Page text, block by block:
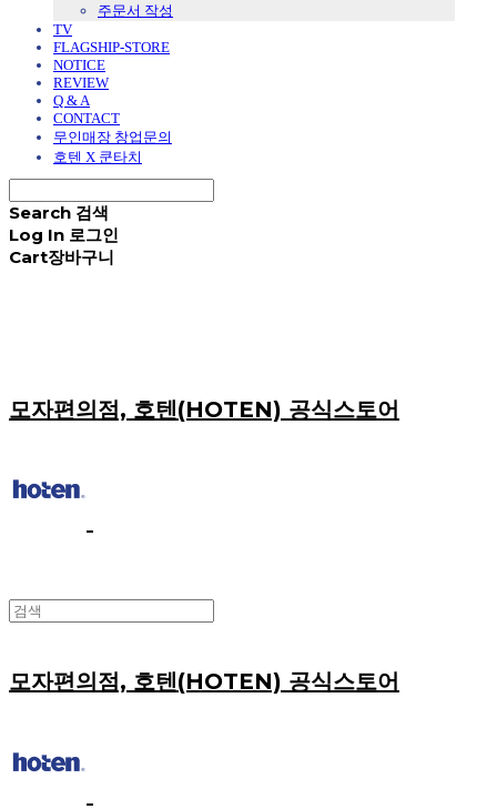
주문서 작성
TV
FLAGSHIP-STORE
NOTICE
REVIEW
Q & A
CONTACT
무인매장 창업문의
호텐 X 쿤타치
Search 검색
Log In 로그인
Cart장바구니
모자편의점, 호텐(HOTEN) 공식스토어
모자편의점, 호텐(HOTEN) 공식스토어